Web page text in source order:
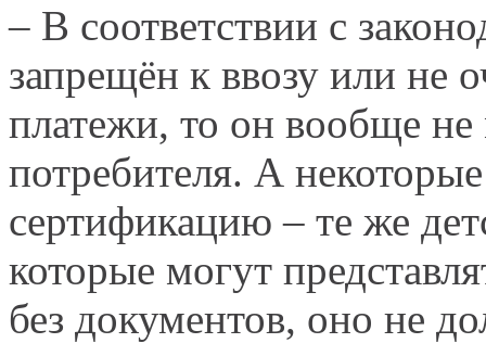
– В соответствии с
запрещён к ввозу или не
платежи, то он вообще
потребителя. А
сертификацию – те же
которые могут
без документов, оно не